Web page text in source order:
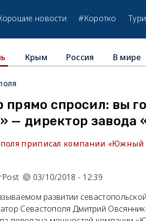
новости #Коротко
Крым Россия В мире
прямо спросил: вы
— директор
приписал компании «Южный
03/10/2018 - 12:39
развитии
Севастополя Дмитрий